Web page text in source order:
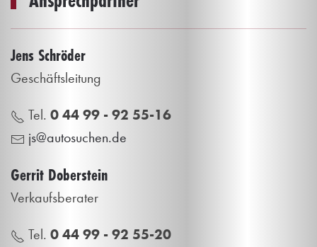
Jens Schröder
Geschäftsleitung
Tel. 0 44 99 - 92 55-16
js@autosuchen.de
Gerrit Doberstein
Verkaufsberater
Tel. 0 44 99 - 92 55-20